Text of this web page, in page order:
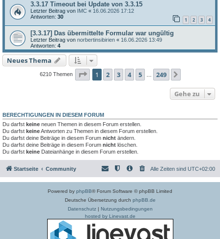
3.3.17 Timeout bei Update von 3.3.15
Letzter Beitrag von IMC « 16.06.2026 17:12
Antworten: 30 1 2 3 4
[3.3.17] Das übermittelte Formular war ungültig
Letzter Beitrag von norbertinsibirien « 16.06.2026 13:49
Antworten: 4
Neues Thema
6210 Themen Seite 1von 249
1 2 3 4 5 249
Gehe zu
BERECHTIGUNGEN IN DIESEM FORUM
Du darfst keine neuen Themen in diesem Forum erstellen.
Du darfst keineAntworten zu Themen in diesem Forum erstellen.
Du darfst deine Beiträge in diesem Forum nicht ändern.
Du darfst deine Beiträge in diesem Forum nicht löschen.
Du darfst keine Dateianhänge in diesem Forum erstellen.
Startseite Community Alle Zeiten sind UTC+02:00
Powered by phpBB® Forum Software © phpBB Limited
Deutsche Übersetzung durch phpBB.de
Datenschutz| Nutzungsbedingungen
hosted by Linevast.de